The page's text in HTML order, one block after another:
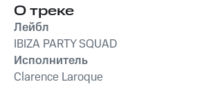
О треке
Лейбл
IBIZA PARTY SQUAD
Исполнитель
Clarence Laroque